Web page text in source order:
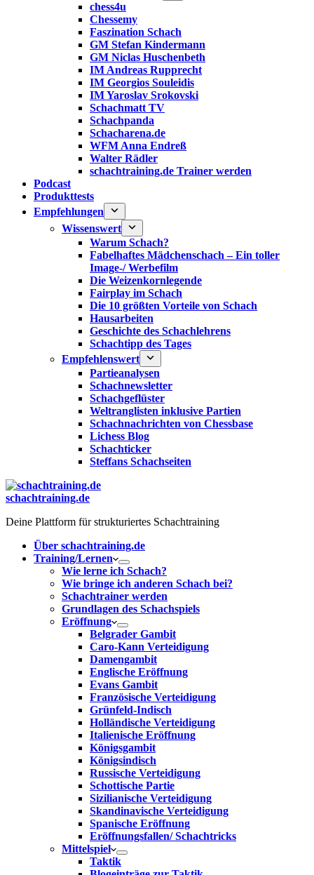
chess4u
Chessemy
Faszination Schach
GM Stefan Kindermann
GM Niclas Huschenbeth
IM Andreas Rupprecht
IM Georgios Souleidis
IM Yaroslav Srokovski
Schachmatt TV
Schachpanda
Schacharena.de
WFM Anna Endreß
Walter Rädler
schachtraining.de Trainer werden
Podcast
Produkttests
Empfehlungen
Wissenswert
Warum Schach?
Fabelhaftes Mädchenschach – Ein toller
Image-/ Werbefilm
Die Weizenkornlegende
Fairplay im Schach
Die 10 größten Vorteile von Schach‎
Hausarbeiten
Geschichte des Schachlehrens
Schachtipp des Tages
Empfehlenswert
Partieanalysen
Schachnewsletter
Schachgeflüster
Weltranglisten inklusive Partien
Schachnachrichten von Chessbase
Lichess Blog
Schachticker
Steffans Schachseiten
schachtraining.de
Deine Plattform für strukturiertes Schachtraining
Über schachtraining.de
Training/Lernen
Wie lerne ich Schach?
Wie bringe ich anderen Schach bei?
Schachtrainer werden
Grundlagen des Schachspiels
Eröffnung
Belgrader Gambit
Caro-Kann Verteidigung
Damengambit
Englische Eröffnung
Evans Gambit
Französische Verteidigung
Grünfeld-Indisch
Holländische Verteidigung
Italienische Eröffnung
Königsgambit
Königsindisch
Russische Verteidigung
Schottische Partie
Sizilianische Verteidigung
Skandinavische Verteidigung
Spanische Eröffnung
Eröffnungsfallen/ Schachtricks
Mittelspiel
Taktik